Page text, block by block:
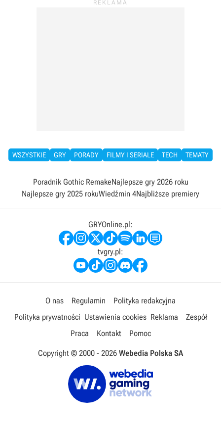
WSZYSTKIE GRY PORADY FILMY I SERIALE TECH TEMATY
Poradnik Gothic RemakeNajlepsze gry 2026 roku
Najlepsze gry 2025 rokuWiedźmin 4Najbliższe premiery
GRYOnline.pl:
tvgry.pl:
O nas Regulamin
Polityka redakcyjna
Polityka prywatności Ustawienia cookies Reklama
Zespół
Praca
Kontakt Pomoc
Copyright © 2000 - 2026 Webedia Polska SA